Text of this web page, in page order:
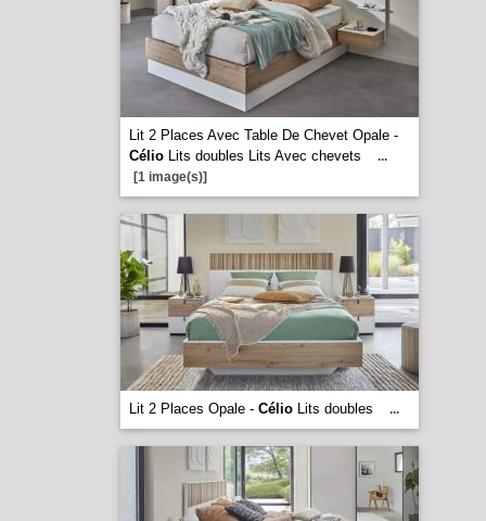
Lit 2 Places Avec Table De Chevet Opale -
CélioLits doubles Lits Avec chevets
...
[1 image(s)]
Lit 2 Places Opale - CélioLits doubles ...